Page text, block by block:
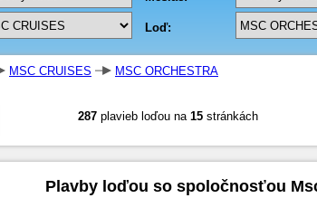
MSC CRUISES MSC ORCHESTRA
287 plavieb loďou na 15 stránkách
Plavby loďou so spoločnosťou